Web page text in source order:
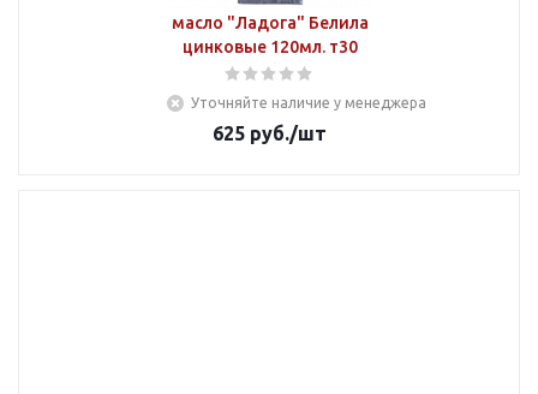
масло "Ладога" Белила
цинковые 120мл. т30
Уточняйте наличие у менеджера
625 руб./шт